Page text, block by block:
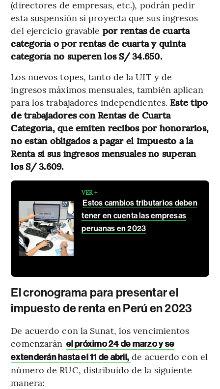
(directores de empresas, etc.), podrán pedir
esta suspensión si proyecta que sus ingresos
del ejercicio gravable por rentas de cuarta
categoría o por rentas de cuarta y quinta
categoría no superen los S/ 34.650.
Los nuevos topes, tanto de la UIT y de
ingresos máximos mensuales, también aplican
para los trabajadores independientes. Este tipo
de trabajadores con Rentas de Cuarta
Categoría, que emiten recibos por honorarios,
no están obligados a pagar el Impuesto a la
Renta si sus ingresos mensuales no superan
los S/ 3.609.
VER +
Estos cambios tributarios deben
tener en cuenta las empresas
peruanas en 2023
El cronograma para presentar el
impuesto de renta en Perú en 2023
De acuerdo con la Sunat, los vencimientos
comenzarán el próximo 24 de marzo y se
extenderán hasta el 11 de abril, de acuerdo con el
número de RUC, distribuido de la siguiente
manera: